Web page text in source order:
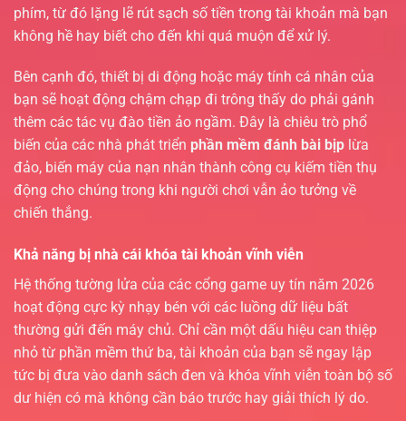
phím, từ đó lặng lẽ rút sạch số tiền trong tài khoản mà bạn
không hề hay biết cho đến khi quá muộn để xử lý.
Bên cạnh đó, thiết bị di động hoặc máy tính cá nhân của
bạn sẽ hoạt động chậm chạp đi trông thấy do phải gánh
thêm các tác vụ đào tiền ảo ngầm. Đây là chiêu trò phổ
biến của các nhà phát triển phần mềm đánh bài bịp lừa
đảo, biến máy của nạn nhân thành công cụ kiếm tiền thụ
động cho chúng trong khi người chơi vẫn ảo tưởng về
chiến thắng.
Khả năng bị nhà cái khóa tài khoản vĩnh viễn
Hệ thống tường lửa của các cổng game uy tín năm 2026
hoạt động cực kỳ nhạy bén với các luồng dữ liệu bất
thường gửi đến máy chủ. Chỉ cần một dấu hiệu can thiệp
nhỏ từ phần mềm thứ ba, tài khoản của bạn sẽ ngay lập
tức bị đưa vào danh sách đen và khóa vĩnh viễn toàn bộ số
dư hiện có mà không cần báo trước hay giải thích lý do.